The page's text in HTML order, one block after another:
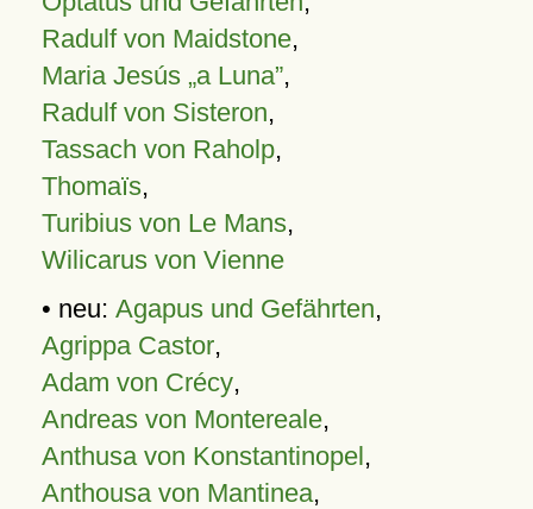
Radulf von Maidstone,
Maria Jesús „a Luna”,
Radulf von Sisteron,
Tassach von Raholp,
Thomaïs,
Turibius von Le Mans,
Wilicarus von Vienne
• neu: Agapus und Gefährten,
Agrippa Castor,
Adam von Crécy,
Andreas von Montereale,
Anthusa von Konstantinopel,
Anthousa von Mantinea,